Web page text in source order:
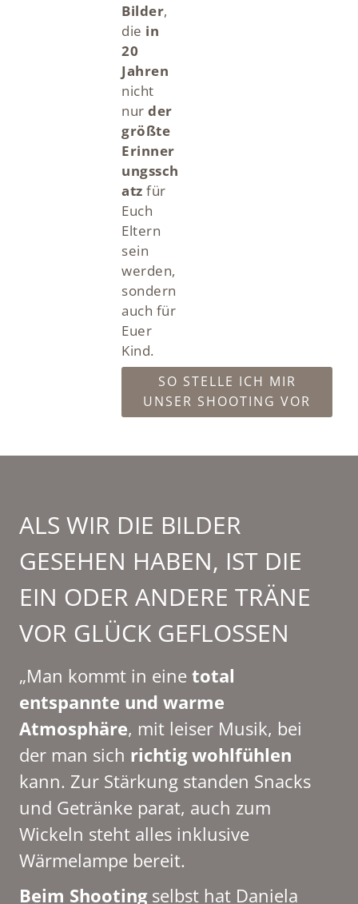
Bilder,
die in
20
Jahren
nicht
nur der
größte
Erinner
ungssch
atz für
Euch
Eltern
sein
werden,
sondern
auch für
Euer
Kind.
SO STELLE ICH MIR
UNSER SHOOTING VOR
ALS WIR DIE BILDER
GESEHEN HABEN, IST DIE
EIN ODER ANDERE TRÄNE
VOR GLÜCK GEFLOSSEN
„Man kommt in eine total
entspannte und warme
Atmosphäre, mit leiser Musik, bei
der man sich richtig wohlfühlen
kann. Zur Stärkung standen Snacks
und Getränke parat, auch zum
Wickeln steht alles inklusive
Wärmelampe bereit.
Beim Shooting selbst hat Daniela